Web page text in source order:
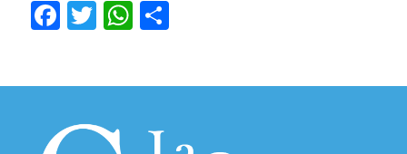
Facebook
TwitterWhatsApp